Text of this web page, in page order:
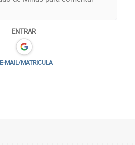
Além disso, 26% dos
o cuidado com a saúde
atenção, 18% apontaram a
de si e outros 18%
empatia dos gestores. Ao
ENTRAR
E-MAIL/MATRICULA